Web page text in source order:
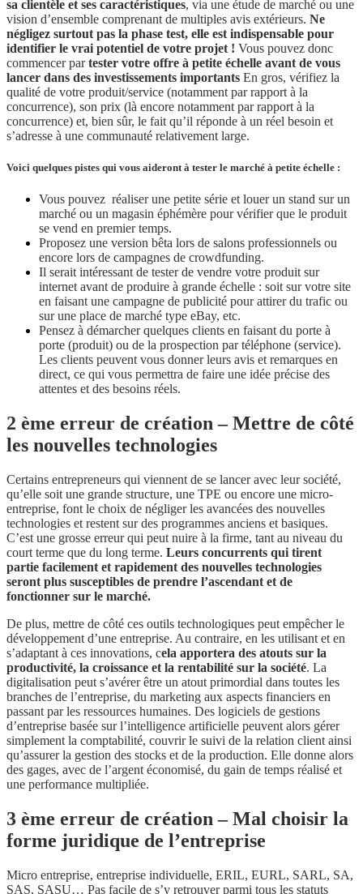
sa clientèle et ses caractéristiques, via une étude de marché ou une
vision d’ensemble comprenant de multiples avis extérieurs. Ne
négligez surtout pas la phase test, elle est indispensable pour
identifier le vrai potentiel de votre projet ! Vous pouvez donc
commencer partester votre offre à petite échelle avant de vous
lancer dans des investissements importants En gros, vérifiez la
qualité de votre produit/service (notamment par rapport à la
concurrence), son prix (là encore notamment par rapport à la
concurrence) et, bien sûr, le fait qu’il réponde à un réel besoin et
s’adresse à une communauté relativement large.
Voici quelques pistes qui vous aideront à tester le marché à petite échelle :
Vous pouvez réaliser une petite série et louer un stand sur un
marché ou un magasin éphémère pour vérifier que le produit
se vend en premier temps.
Proposez une version bêta lors de salons professionnels ou
encore lors de campagnes de crowdfunding.
Il serait intéressant de tester de vendre votre produit sur
internet avant de produire à grande échelle : soit sur votre site
en faisant une campagne de publicité pour attirer du trafic ou
sur une place de marché type eBay, etc.
Pensez à démarcher quelques clients en faisant du porte à
porte (produit) ou de la prospection par téléphone (service).
Les clients peuvent vous donner leurs avis et remarques en
direct, ce qui vous permettra de faire une idée précise des
attentes et des besoins réels.
2 ème erreur de création – Mettre de côté
les nouvelles technologies
Certains entrepreneurs qui viennent de se lancer avec leur société,
qu’elle soit une grande structure, une TPE ou encore une micro-
entreprise, font le choix de négliger les avancées des nouvelles
technologies et restent sur des programmes anciens et basiques.
C’est une grosse erreur qui peut nuire à la firme, tant au niveau du
court terme que du long terme. Leurs concurrents qui tirent
partie facilement et rapidement des nouvelles technologies
seront plus susceptibles de prendre l’ascendant et de
fonctionner sur le marché.
De plus, mettre de côté ces outils technologiques peut empêcher le
développement d’une entreprise. Au contraire, en les utilisant et en
s’adaptant à ces innovations, cela apportera des atouts sur la
productivité, la croissance et la rentabilité sur la société. La
digitalisation peut s’avérer être un atout primordial dans toutes les
branches de l’entreprise, du marketing aux aspects financiers en
passant par les ressources humaines. Des logiciels de gestions
d’entreprise basée sur l’intelligence artificielle peuvent alors gérer
simplement la comptabilité, couvrir le suivi de la relation client ainsi
qu’assurer la gestion des stocks et de la production. Elle donne alors
des gages, avec de l’argent économisé, du gain de temps réalisé et
une performance multipliée.
3 ème erreur de création – Mal choisir la
forme juridique de l’entreprise
Micro entreprise, entreprise individuelle, ERIL, EURL, SARL, SA,
SAS, SASU… Pas facile de s’y retrouver parmi tous les statuts